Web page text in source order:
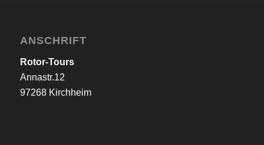
ANSCHRIFT
Rotor-Tours
Annastr.12
97268 Kirchheim